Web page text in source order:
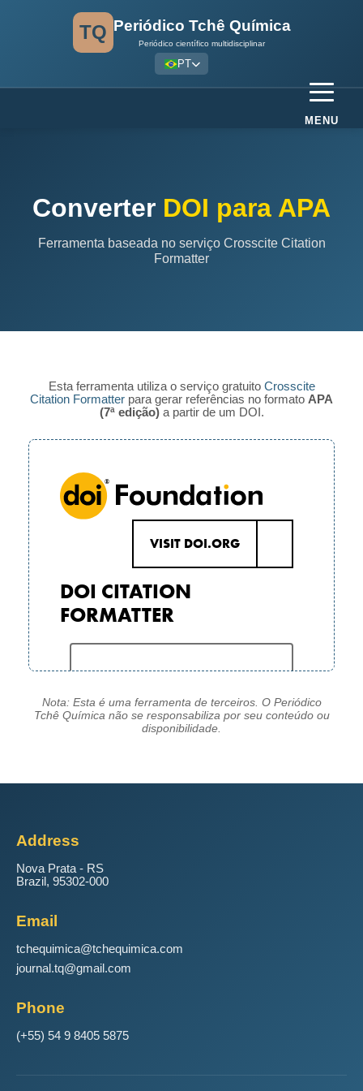
TQ Periódico Tchê Química
Periódico científico multidisciplinar
PT
MENU
Converter DOI para APA
Ferramenta baseada no serviço Crosscite Citation
Formatter
Esta ferramenta utiliza o serviço gratuito Crosscite
Citation Formatter para gerar referências no formato APA
(7ª edição)a partir de um DOI.
Nota: Esta é uma ferramenta de terceiros. O Periódico
Tchê Química não se responsabiliza por seu conteúdo ou
disponibilidade.
Address
Nova Prata - RS
Brazil, 95302-000
Email
tchequimica@tchequimica.com
journal.tq@gmail.com
Phone
(+55) 54 9 8405 5875